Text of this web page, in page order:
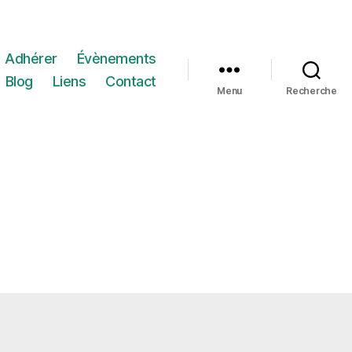
Adhérer
Évènements
Blog Liens Contact
Menu Recherche